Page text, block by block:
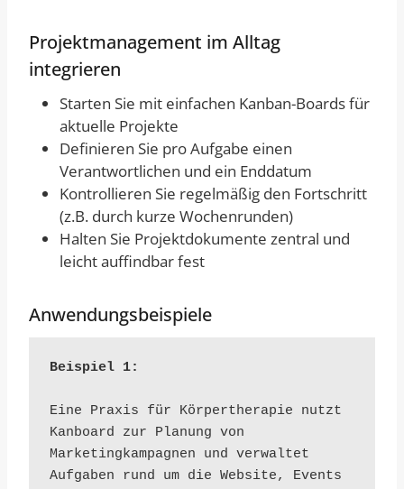
Projektmanagement im Alltag
integrieren
Starten Sie mit einfachen Kanban-Boards für
aktuelle Projekte
Definieren Sie pro Aufgabe einen
Verantwortlichen und ein Enddatum
Kontrollieren Sie regelmäßig den Fortschritt
(z.B. durch kurze Wochenrunden)
Halten Sie Projektdokumente zentral und
leicht auffindbar fest
Anwendungsbeispiele
Beispiel 1:
Eine Praxis für Körpertherapie nutzt
Kanboard zur Planung von
Marketingkampagnen und verwaltet
Aufgaben rund um die Website, Events